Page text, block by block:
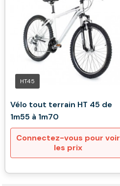
HT45
Vélo tout terrain HT 45 de
1m55 à 1m70
Connectez-vous pour voir
les prix